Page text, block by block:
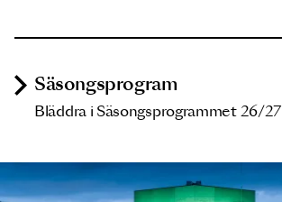
Säsongsprogram
Bläddra i Säsongsprogrammet 26/27